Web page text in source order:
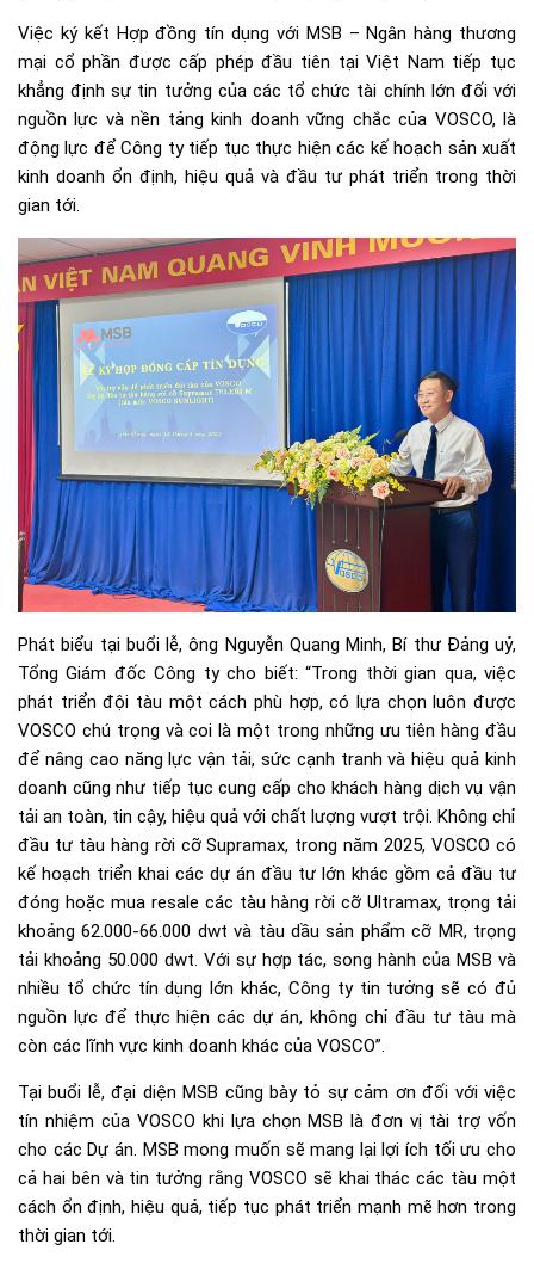
Việc ký kết Hợp đồng tín dụng với MSB – Ngân hàng thương
mại cổ phần được cấp phép đầu tiên tại Việt Nam tiếp tục
khẳng định sự tin tưởng của các tổ chức tài chính lớn đối với
nguồn lực và nền tảng kinh doanh vững chắc của VOSCO, là
động lực để Công ty tiếp tục thực hiện các kế hoạch sản xuất
kinh doanh ổn định, hiệu quả và đầu tư phát triển trong thời
gian tới.
Phát biểu tại buổi lễ, ông Nguyễn Quang Minh, Bí thư Đảng uỷ,
Tổng Giám đốc Công ty cho biết: “Trong thời gian qua, việc
phát triển đội tàu một cách phù hợp, có lựa chọn luôn được
VOSCO chú trọng và coi là một trong những ưu tiên hàng đầu
để nâng cao năng lực vận tải, sức cạnh tranh và hiệu quả kinh
doanh cũng như tiếp tục cung cấp cho khách hàng dịch vụ vận
tải an toàn, tin cậy, hiệu quả với chất lượng vượt trội. Không chỉ
đầu tư tàu hàng rời cỡ Supramax, trong năm 2025, VOSCO có
kế hoạch triển khai các dự án đầu tư lớn khác gồm cả đầu tư
đóng hoặc mua resale các tàu hàng rời cỡ Ultramax, trọng tải
khoảng 62.000-66.000 dwt và tàu dầu sản phẩm cỡ MR, trọng
tải khoảng 50.000 dwt. Với sự hợp tác, song hành của MSB và
nhiều tổ chức tín dụng lớn khác, Công ty tin tưởng sẽ có đủ
nguồn lực để thực hiện các dự án, không chỉ đầu tư tàu mà
còn các lĩnh vực kinh doanh khác của VOSCO”.
Tại buổi lễ, đại diện MSB cũng bày tỏ sự cảm ơn đối với việc
tín nhiệm của VOSCO khi lựa chọn MSB là đơn vị tài trợ vốn
cho các Dự án. MSB mong muốn sẽ mang lại lợi ích tối ưu cho
cả hai bên và tin tưởng rằng VOSCO sẽ khai thác các tàu một
cách ổn định, hiệu quả, tiếp tục phát triển mạnh mẽ hơn trong
thời gian tới.